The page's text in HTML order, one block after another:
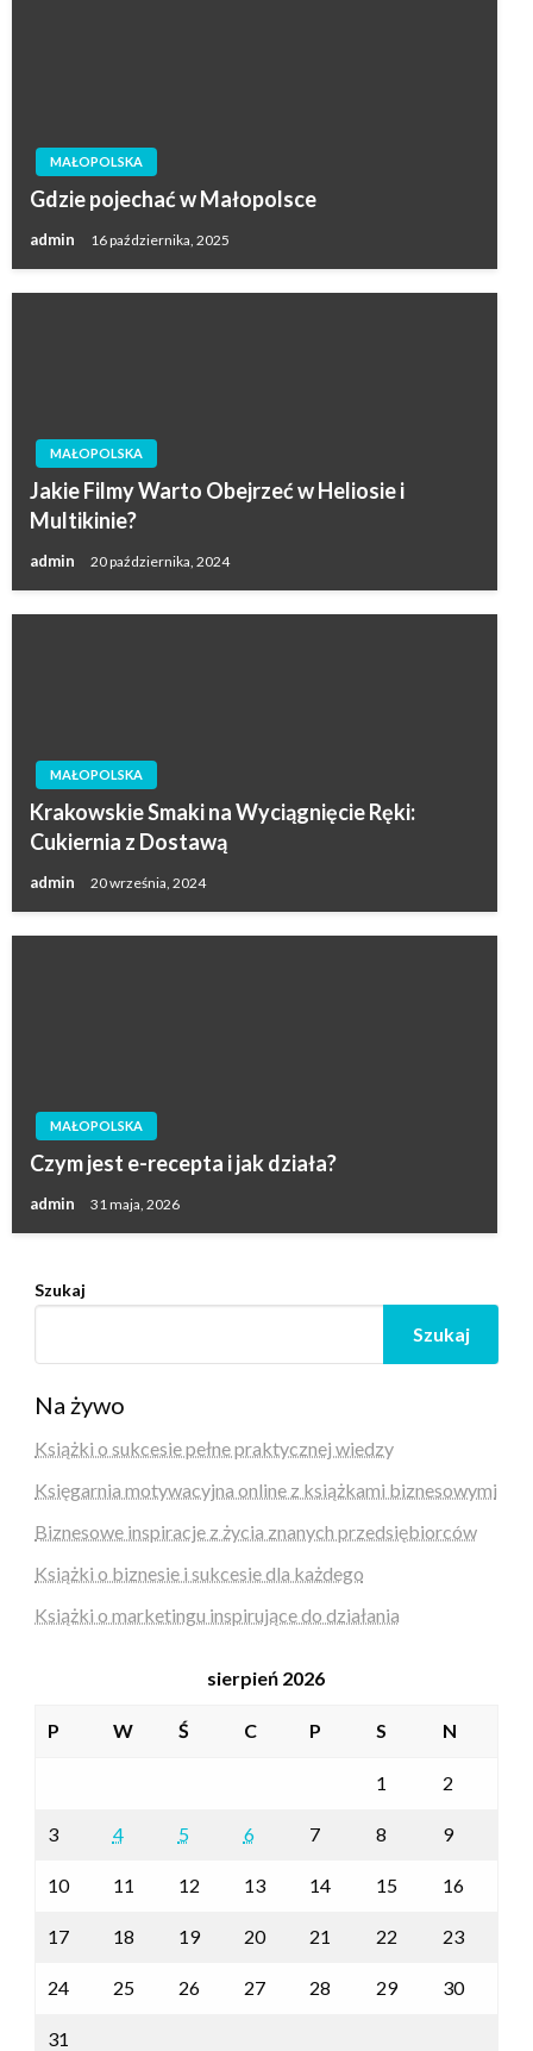
MAŁOPOLSKA
Gdzie pojechać w Małopolsce
admin 16 października, 2025
MAŁOPOLSKA
Jakie Filmy Warto Obejrzeć w Heliosie i
Multikinie?
admin 20 października, 2024
MAŁOPOLSKA
Krakowskie Smaki na Wyciągnięcie Ręki:
Cukiernia z Dostawą
admin 20 września, 2024
MAŁOPOLSKA
Czym jest e-recepta i jak działa?
admin 31 maja, 2026
Szukaj
Szukaj
Na żywo
Książki o sukcesie pełne praktycznej wiedzy
Księgarnia motywacyjna online z książkami biznesowymi
Biznesowe inspiracje z życia znanych przedsiębiorców
Książki o biznesie i sukcesie dla każdego
Książki o marketingu inspirujące do działania
sierpień 2026
P W Ś C P S N
1 2
3 4 5 6 7 8 9
10 11 12 13 14 15 16
17 18 19 20 21 22 23
24 25 26 27 28 29 30
31